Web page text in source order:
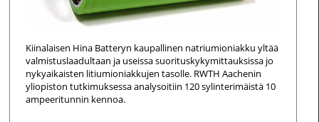
Kiinalaisen Hina Batteryn kaupallinen natriumioniakku yltää
valmistuslaadultaan ja useissa suorituskykymittauksissa jo
nykyaikaisten litiumioniakkujen tasolle. RWTH Aachenin
yliopiston tutkimuksessa analysoitiin 120 sylinterimäistä 10
ampeeritunnin kennoa.